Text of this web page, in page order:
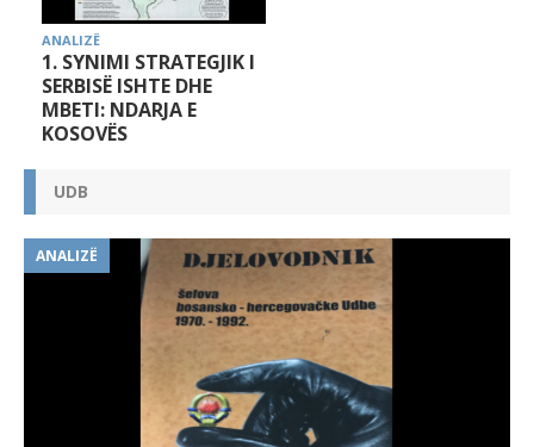
ANALIZË
1. SYNIMI STRATEGJIK I
SERBISË ISHTE DHE
MBETI: NDARJA E
KOSOVËS
UDB
ANALIZË